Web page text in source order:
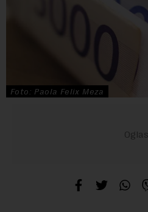
Foto: Paola Felix Meza